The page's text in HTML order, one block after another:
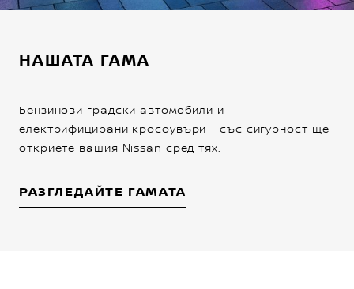
НАШАТА ГАМА
Бензинови градски автомобили и
електрифицирани кросоувъри - със сигурност ще
откриете вашия Nissan сред тях.
РАЗГЛЕДАЙТЕ ГАМАТА